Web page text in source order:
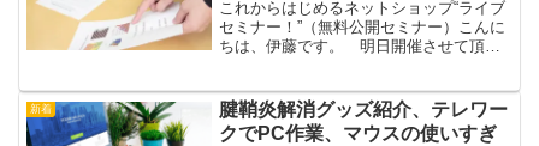
これからはじめるネットショップ“ライブ
セミナー！”（無料公開セミナー）こんに
ちは、伊藤です。 明日開催させて頂き
新着
腱鞘炎解消グッズ紹介、テレワー
クでPC作業、マウスの使いすぎ